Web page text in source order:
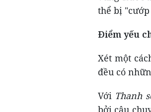
thể bị
Điểm yếu
Xét một
đều có
Với Thanh
bởi câu